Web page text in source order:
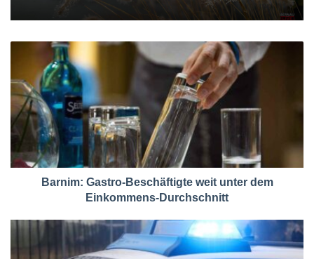
Barnim: Gastro-Beschäftigte weit unter dem
Einkommens-Durchschnitt